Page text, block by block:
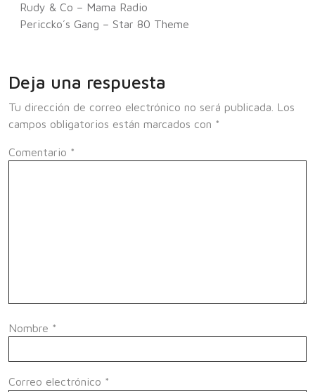
Rudy & Co – Mama Radio
Periccko´s Gang – Star 80 Theme
Deja una respuesta
Tu dirección de correo electrónico no será publicada.
Los
campos obligatorios están marcados con *
Comentario *
Nombre *
Correo electrónico *